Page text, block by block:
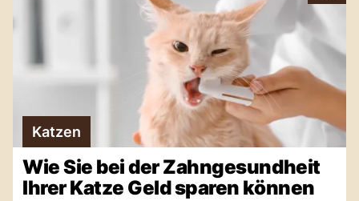
Katzen
Wie Sie bei der Zahngesundheit
Ihrer Katze Geld sparen können